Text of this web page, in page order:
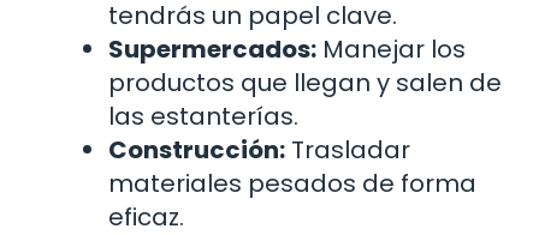
tendrás un papel clave.
Supermercados: Manejar los
productos que llegan y salen de
las estanterías.
Construcción: Trasladar
materiales pesados de forma
eficaz.